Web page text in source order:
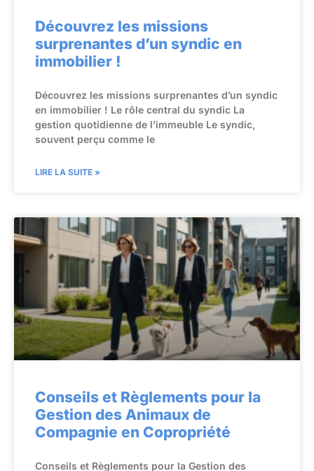
Découvrez les missions
surprenantes d’un syndic en
immobilier !
Découvrez les missions surprenantes d’un syndic
en immobilier ! Le rôle central du syndic La
gestion quotidienne de l’immeuble Le syndic,
souvent perçu comme le
LIRE LA SUITE »
Conseils et Règlements pour la
Gestion des Animaux de
Compagnie en Copropriété
Conseils et Règlements pour la Gestion des